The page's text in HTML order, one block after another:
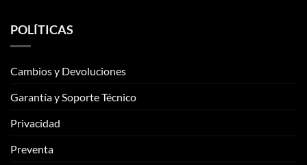
POLÍTICAS
Cambios y Devoluciones
Garantía y Soporte Técnico
Privacidad
Preventa